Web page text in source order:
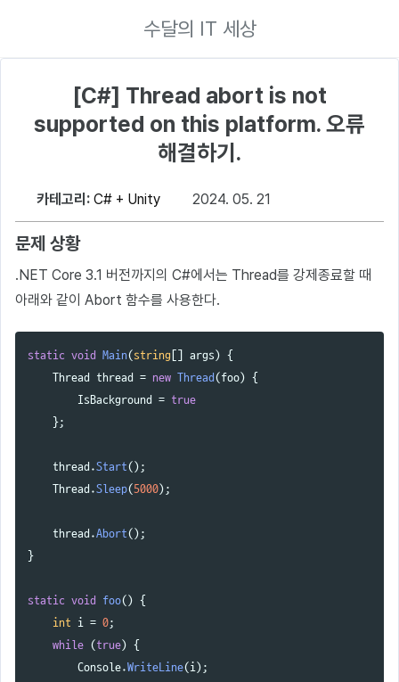
수달의 IT 세상
[C#] Thread abort is not
supported on this platform. 오류
해결하기.
카테고리: C# + Unity 2024. 05. 21
문제 상황
.NET Core 3.1 버전까지의 C#에서는 Thread를 강제종료할 때
아래와 같이 Abort 함수를 사용한다.
static void Main(string args ) {
Thread thread = new Thread( foo) {
IsBackground = true
};
thread .Start();
Thread .Sleep(5000);
thread .Abort();
}
static void foo() {
int i = 0;
while ( true) {
Console.WriteLine( i);